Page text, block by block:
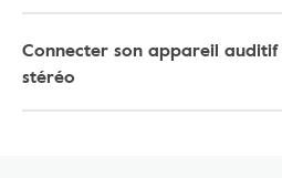
Connecter son appareil auditif
stéréo